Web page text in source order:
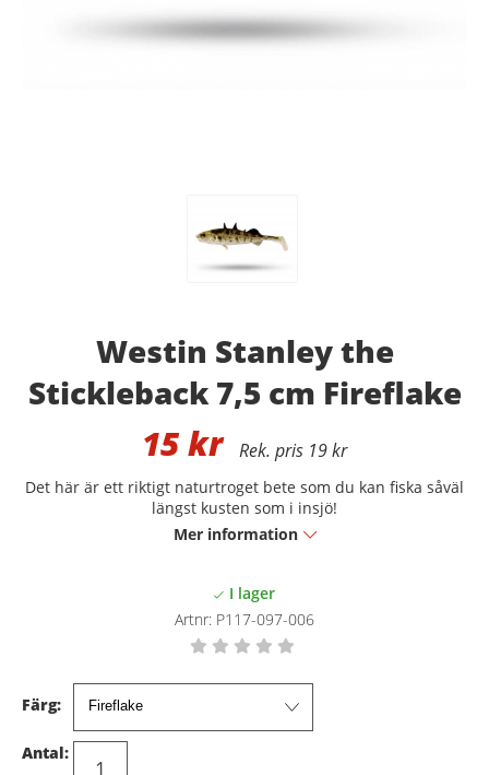
Westin Stanley the
Stickleback 7,5 cm Fireflake
15kr 19 kr
Det här är ett riktigt naturtroget bete som du kan fiska såväl
längst kusten som i insjö!
Mer information
Artnr: P117-097-006
Färg:
Antal: